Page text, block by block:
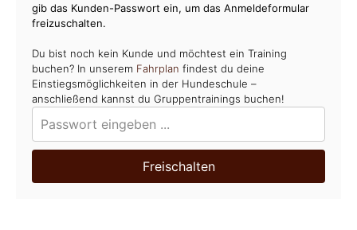
gib das Kunden-Passwort ein, um das Anmeldeformular
freizuschalten.
Du bist noch kein Kunde und möchtest ein Training
buchen? In unserem Fahrplan findest du deine
Einstiegsmöglichkeiten in der Hundeschule –
anschließend kannst du Gruppentrainings buchen!
Freischalten